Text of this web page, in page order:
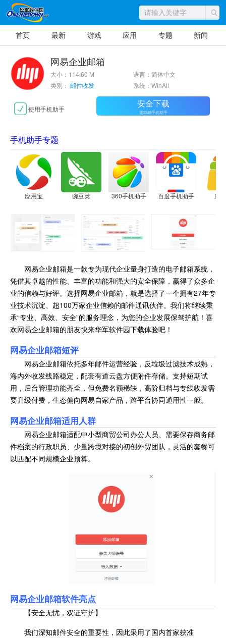
首页 最新 游戏 应用 专题 新闻
网易企业邮箱
大小：114.60 M
语言：简体中文
类别： 邮件收发 系统：WinAll
使用手机助手 安全下载
需2345手机助手
手机助手专题
应用宝 豌豆荚 360手机助手 百度手机助手 应
网易企业邮箱是一款专为现代企业量身打造的电子邮箱系统，
凭借其卓越的性能、丰富的功能和强大的安全保障，赢得了众多企
业的信赖与好评。选择网易企业邮箱，就是选择了一个拥有27年专
业技术沉淀、超100万家企业信赖的邮件通讯伙伴。我们将继续秉
承“专业、高效、安全”的服务理念，为您的企业发展保驾护航！喜
欢网易企业邮箱的朋友快来华军软件园下载体验吧！
网易企业邮箱短评
网易企业邮箱依托多年邮件运营经验，反垃圾过滤技术成熟，
海内外收发线路稳定，配套有道云盘方便附件存储。支持短期试
用，后台管理功能齐全，但免费名额稀缺，高阶归档与专线收发需
要升级付费，生态偏向网易自家产品，跨平台协同通用性一般。
网易企业邮箱适用人群
网易企业邮箱适配中小型商贸公司办公人员、需要保存商务邮
件档案的行政职员、少量跨境对接的初创外贸团队，灵活的套餐可
以匹配不同规模企业预算。
网易企业邮箱软件亮点
【安全无忧，双证守护】
我们深知邮件安全的重要性，因此采用了国内首家获准